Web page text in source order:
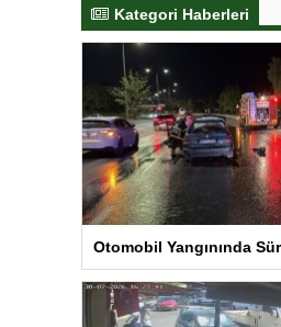
Kategori Haberleri
Otomobil Yangınında